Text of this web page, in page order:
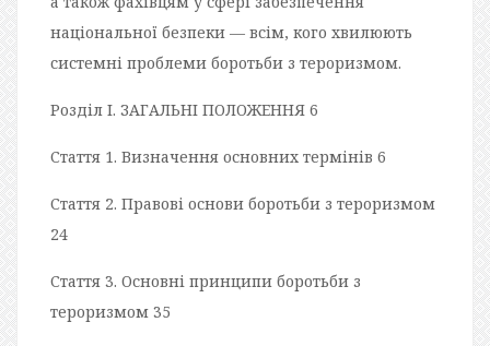
національної безпеки — всім, кого хвилюють
системні проблеми боротьби з тероризмом.
Розділ І. ЗАГАЛЬНІ ПОЛОЖЕННЯ 6
Стаття 1. Визначення основних термінів 6
Стаття 2. Правові основи боротьби з тероризмом
24
Стаття 3. Основні принципи боротьби з
тероризмом 35